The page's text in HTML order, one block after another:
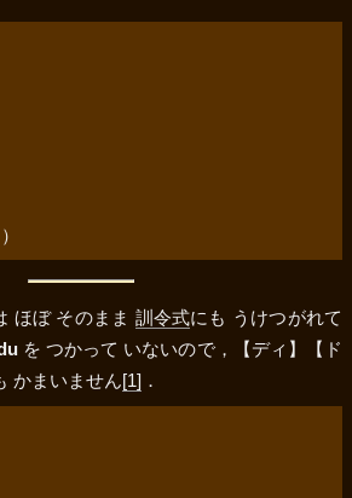
）
ほぼ そのまま 訓令式にも うけつがれて
を つかって いないので， 【ディ】
【ド
かまいません[1] ．